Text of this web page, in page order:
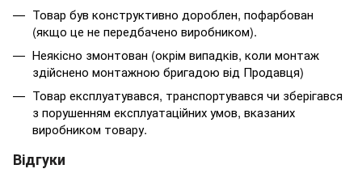
Товар був конструктивно дороблен, пофарбован
(якщо це не передбачено виробником).
Неякісно змонтован (окрім випадків, коли монтаж
здійснено монтажною бригадою від Продавця)
Товар експлуатувався, транспортувався чи зберігався
з порушенням експлуатаційних умов, вказаних
виробником товару.
Відгуки